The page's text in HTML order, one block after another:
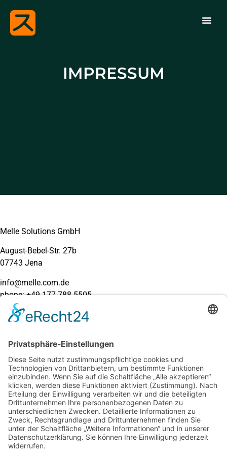
IMPRESSUM
Melle Solutions GmbH
August-Bebel-Str. 27b
07743 Jena
info@melle.com.de
phone: +49 177 788 5505
Umsatzsteuer-ID: DE352115240
Amtsgericht Jena
Verantwortlicher: Mario Melle
Verweise und Links
Es werden in speziellen Bereichen Links zu anderen Anbietern
zur Verfügung gestellt. Für Inhalte und insbesondere für
Schäden, die aus der Nutzung oder Nichtnutzung solcher Art
dargebotener Informationen entstehen, haftet allein der
Anbieter jener Seiten.